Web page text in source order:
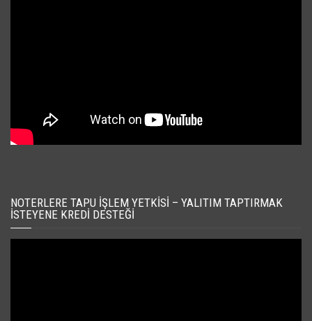
NOTERLERE TAPU İŞLEM YETKISI – YALITIM TAPTIRMAK
İSTEYENE KREDI DESTEĞI